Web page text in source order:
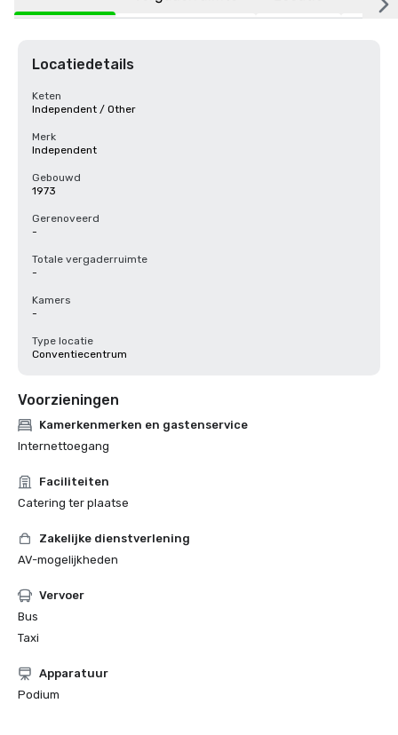
Locatiedetails
Keten
Independent / Other
Merk
Independent
Gebouwd
1973
Gerenoveerd
-
Totale vergaderruimte
-
Kamers
-
Type locatie
Conventiecentrum
Voorzieningen
Kamerkenmerken en gastenservice
Internettoegang
Faciliteiten
Catering ter plaatse
Zakelijke dienstverlening
AV-mogelijkheden
Vervoer
Bus
Taxi
Apparatuur
Podium